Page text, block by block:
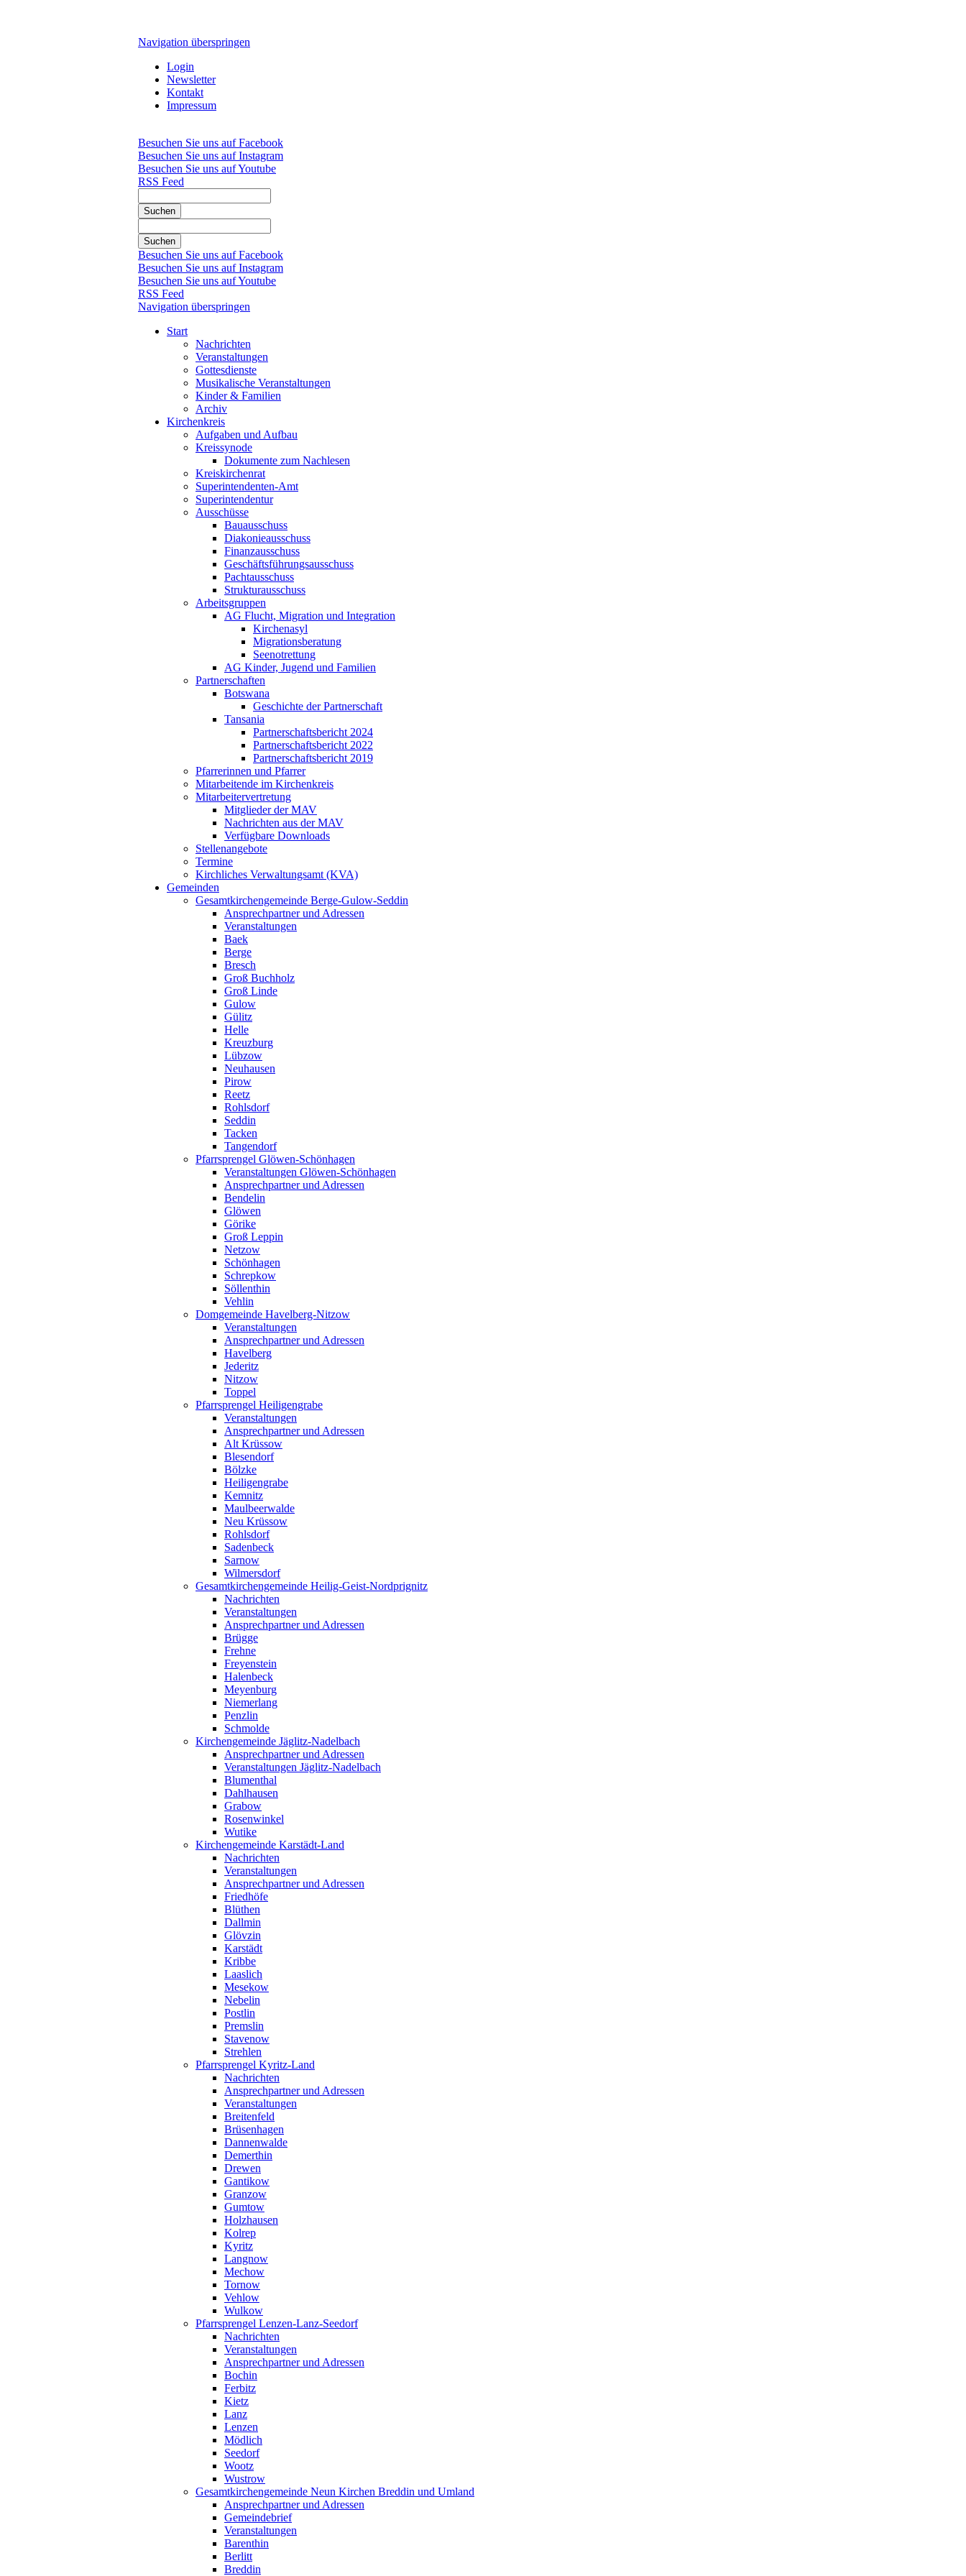
Navigation überspringen
Login
Newsletter
Kontakt
Impressum
Besuchen Sie uns auf Facebook
Besuchen Sie uns auf Instagram
Besuchen Sie uns auf Youtube
RSS Feed
Suchen
Suchen
Besuchen Sie uns auf Facebook
Besuchen Sie uns auf Instagram
Besuchen Sie uns auf Youtube
RSS Feed
Navigation überspringen
Start
Nachrichten
Veranstaltungen
Gottesdienste
Musikalische Veranstaltungen
Kinder & Familien
Archiv
Kirchenkreis
Aufgaben und Aufbau
Kreissynode
Dokumente zum Nachlesen
Kreiskirchenrat
Superintendenten-Amt
Superintendentur
Ausschüsse
Bauausschuss
Diakonieausschuss
Finanzausschuss
Geschäftsführungsausschuss
Pachtausschuss
Strukturausschuss
Arbeitsgruppen
AG Flucht, Migration und Integration
Kirchenasyl
Migrationsberatung
Seenotrettung
AG Kinder, Jugend und Familien
Partnerschaften
Botswana
Geschichte der Partnerschaft
Tansania
Partnerschaftsbericht 2024
Partnerschaftsbericht 2022
Partnerschaftsbericht 2019
Pfarrerinnen und Pfarrer
Mitarbeitende im Kirchenkreis
Mitarbeitervertretung
Mitglieder der MAV
Nachrichten aus der MAV
Verfügbare Downloads
Stellenangebote
Termine
Kirchliches Verwaltungsamt (KVA)
Gemeinden
Gesamtkirchengemeinde Berge-Gulow-Seddin
Ansprechpartner und Adressen
Veranstaltungen
Baek
Berge
Bresch
Groß Buchholz
Groß Linde
Gulow
Gülitz
Helle
Kreuzburg
Lübzow
Neuhausen
Pirow
Reetz
Rohlsdorf
Seddin
Tacken
Tangendorf
Pfarrsprengel Glöwen-Schönhagen
Veranstaltungen Glöwen-Schönhagen
Ansprechpartner und Adressen
Bendelin
Glöwen
Görike
Groß Leppin
Netzow
Schönhagen
Schrepkow
Söllenthin
Vehlin
Domgemeinde Havelberg-Nitzow
Veranstaltungen
Ansprechpartner und Adressen
Havelberg
Jederitz
Nitzow
Toppel
Pfarrsprengel Heiligengrabe
Veranstaltungen
Ansprechpartner und Adressen
Alt Krüssow
Blesendorf
Bölzke
Heiligengrabe
Kemnitz
Maulbeerwalde
Neu Krüssow
Rohlsdorf
Sadenbeck
Sarnow
Wilmersdorf
Gesamtkirchengemeinde Heilig-Geist-Nordprignitz
Nachrichten
Veranstaltungen
Ansprechpartner und Adressen
Brügge
Frehne
Freyenstein
Halenbeck
Meyenburg
Niemerlang
Penzlin
Schmolde
Kirchengemeinde Jäglitz-Nadelbach
Ansprechpartner und Adressen
Veranstaltungen Jäglitz-Nadelbach
Blumenthal
Dahlhausen
Grabow
Rosenwinkel
Wutike
Kirchengemeinde Karstädt-Land
Nachrichten
Veranstaltungen
Ansprechpartner und Adressen
Friedhöfe
Blüthen
Dallmin
Glövzin
Karstädt
Kribbe
Laaslich
Mesekow
Nebelin
Postlin
Premslin
Stavenow
Strehlen
Pfarrsprengel Kyritz-Land
Nachrichten
Ansprechpartner und Adressen
Veranstaltungen
Breitenfeld
Brüsenhagen
Dannenwalde
Demerthin
Drewen
Gantikow
Granzow
Gumtow
Holzhausen
Kolrep
Kyritz
Langnow
Mechow
Tornow
Vehlow
Wulkow
Pfarrsprengel Lenzen-Lanz-Seedorf
Nachrichten
Veranstaltungen
Ansprechpartner und Adressen
Bochin
Ferbitz
Kietz
Lanz
Lenzen
Mödlich
Seedorf
Wootz
Wustrow
Gesamtkirchengemeinde Neun Kirchen Breddin und Umland
Ansprechpartner und Adressen
Gemeindebrief
Veranstaltungen
Barenthin
Berlitt
Breddin